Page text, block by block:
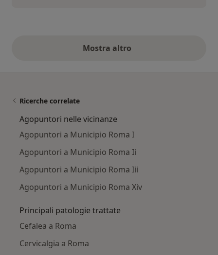
Mostra altroopinioni di cui sopra
Ricerche correlate
Agopuntori nelle vicinanze
Agopuntori a Municipio Roma I
Agopuntori a Municipio Roma Ii
Agopuntori a Municipio Roma Iii
Agopuntori a Municipio Roma Xiv
Principali patologie trattate
Cefalea a Roma
Cervicalgia a Roma